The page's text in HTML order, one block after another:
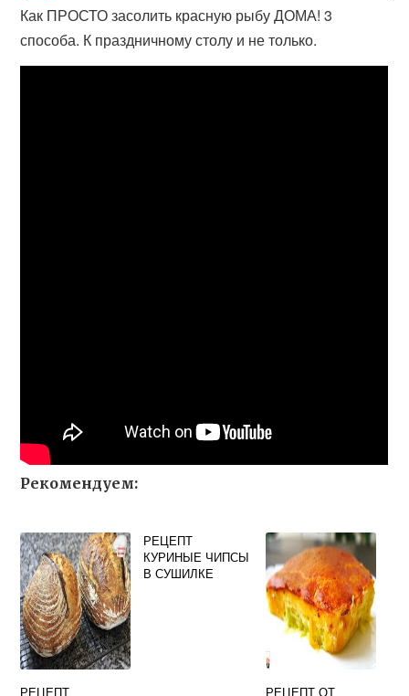
Как ПРОСТО засолить красную рыбу ДОМА! 3
способа. К праздничному столу и не только.
Рекомендуем:
РЕЦЕПТ
РЕЦЕПТ
КУРИНЫЕ ЧИПСЫ
В СУШИЛКЕ
РЕЦЕПТ ОТ